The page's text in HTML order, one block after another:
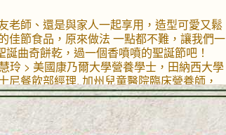
老師、還是與家人一起享用，造型可愛又鬆
佳節食品，原來做法 一點都不難，讓我們一
曲奇餅乾，過一個香噴噴的聖誕節吧！
玲 > 美國康乃爾大學營養學士，田納西大學
尼餐飲部經理, 加州兒童醫院臨床營養師，
海濱城市衛生所兒童健康主任。在仼職期
食治療和學校健康教育的總體計劃。現擁有